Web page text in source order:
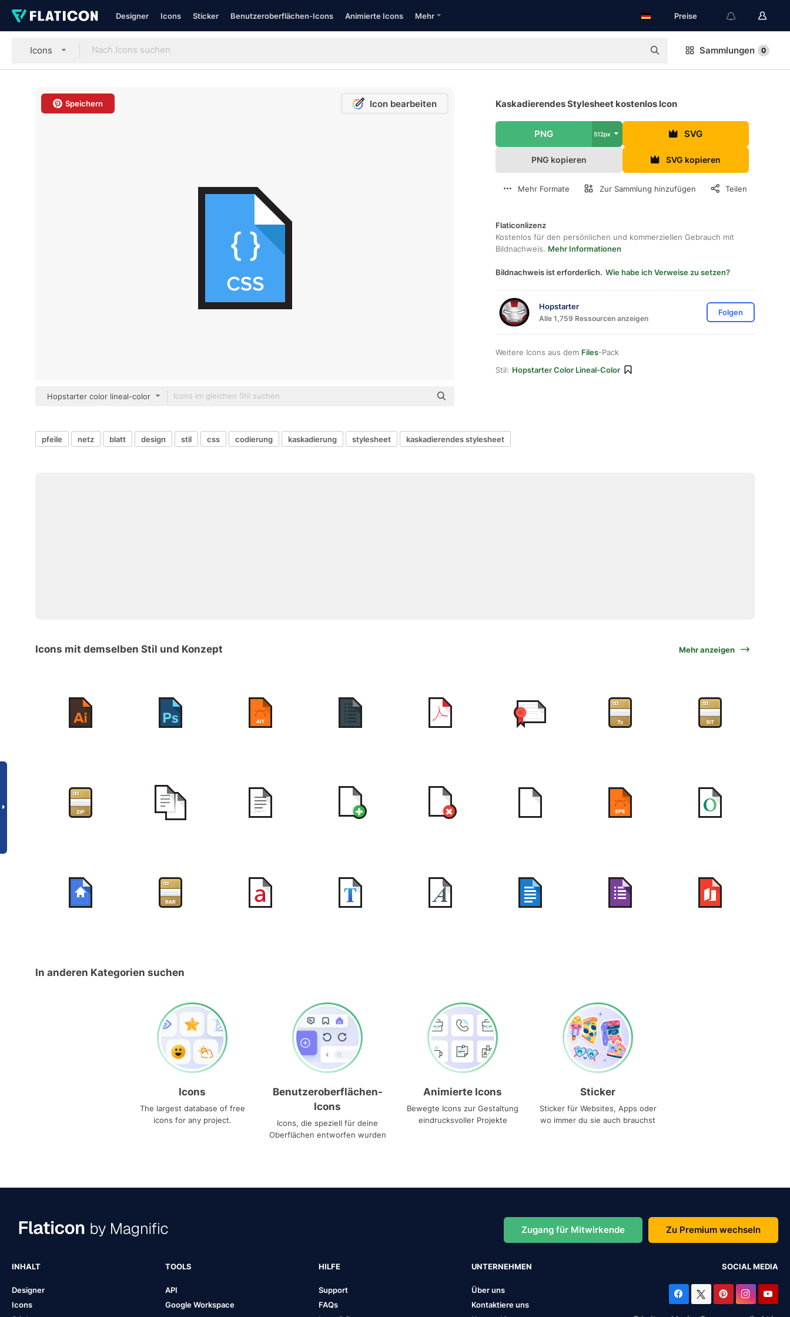
Designer Icons Sticker Benutzeroberflächen-Icons Animierte Icons Mehr Preise
Icons Sammlungen 0
Speichern Icon bearbeiten
Hopstarter color lineal-color
Kaskadierendes Stylesheet kostenlos Icon
PNG 512px SVG
PNG kopieren SVG kopieren
Mehr Formate Zur Sammlung hinzufügen Teilen
Flaticonlizenz
Kostenlos für den persönlichen und kommerziellen Gebrauch mit
Bildnachweis. Mehr Informationen
Bildnachweis ist erforderlich. Wie habe ich Verweise zu setzen?
Hopstarter
Alle 1,759 Ressourcen anzeigen
Folgen
Weitere Icons aus dem Files-Pack
Stil: Hopstarter Color Lineal-Color
pfeile netz blatt design stil css codierung kaskadierung stylesheet kaskadierendes stylesheet
Icons mit demselben Stil und Konzept Mehr anzeigen
In anderen Kategorien suchen
Icons
The largest database of free
icons for any project.
Benutzeroberflächen-
Icons
Icons, die speziell für deine
Oberflächen entworfen wurden
Animierte Icons
Bewegte Icons zur Gestaltung
eindrucksvoller Projekte
Sticker
Sticker für Websites, Apps oder
wo immer du sie auch brauchst
Zugang für Mitwirkende Zu Premium wechseln
INHALT
Designer
Icons
TOOLS
API
Google Workspace
HILFE
Support
FAQs
UNTERNEHMEN
Über uns
Kontaktiere uns
SOCIAL MEDIA